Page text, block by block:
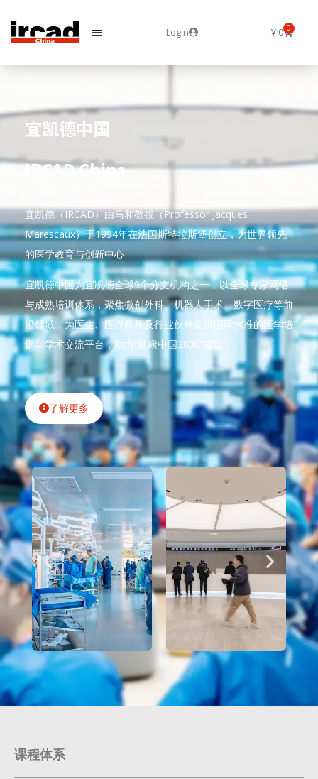
Login ¥0 0
宜凯德中国
IRCAD China
宜凯德（IRCAD）由马和教授（Professor Jacques
Marescaux）于1994年在法国斯特拉斯堡创立，为世界领先
的医学教育与创新中心
宜凯德中国为宜凯德全球9个分支机构之一，以全球专家网络
与成熟培训体系，聚焦微创外科、机器人手术、数字医疗等前
沿领域，为医生、医疗机构及行业伙伴提供国际水准的医学培
训与学术交流平台，助力“健康中国2030”建设
了解更多
课程体系